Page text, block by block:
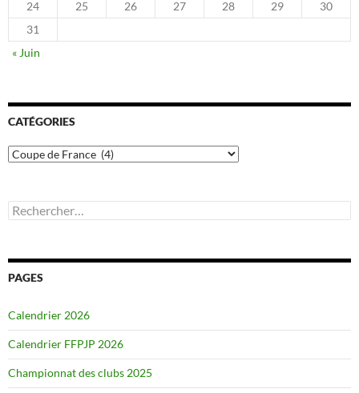
24
25 26 27 28 29
30
31
« Juin
CATÉGORIES
Catégories
Rechercher :
PAGES
Calendrier 2026
Calendrier FFPJP 2026
Championnat des clubs 2025